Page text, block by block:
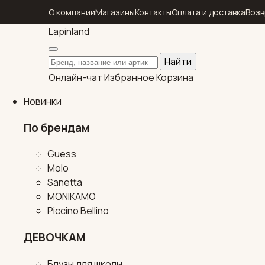
О компанииМагазиныКонтактыОплата и доставка
Lapinland
Поиск по каталогу
Найти
Онлайн-чатИзбранноеКорзина
Новинки
По брендам
Guess
Molo
Sanetta
MONIKAMO
Piccino Bellino
ДЕВОЧКАМ